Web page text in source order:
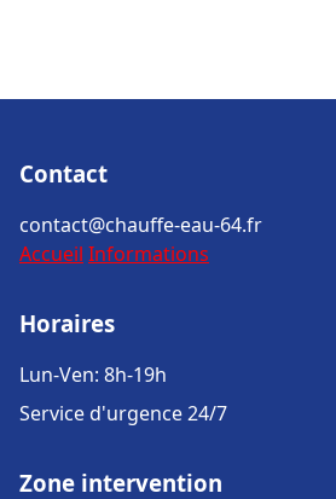
Contact
contact@chauffe-eau-64.fr
Accueil Informations
Horaires
Lun-Ven: 8h-19h
Service d'urgence 24/7
Zone intervention